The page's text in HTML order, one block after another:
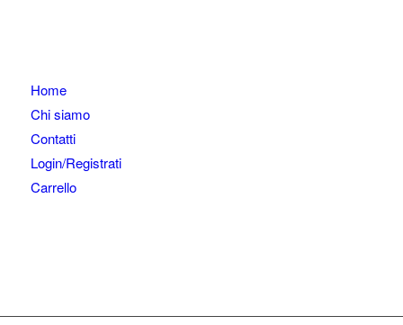
Home
Chi siamo
Contatti
Login/Registrati
Carrello